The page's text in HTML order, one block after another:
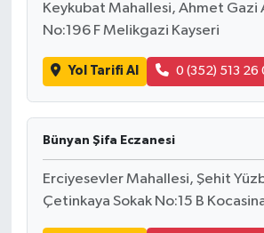
Keykubat Mahallesi, Ahmet Gazi
No:196 F Melikgazi Kayseri
Yol Tarifi Al 0 (352) 513 26
Bünyan Şifa Eczanesi
Erciyesevler Mahallesi, Şehit
Çetinkaya Sokak No:15 B